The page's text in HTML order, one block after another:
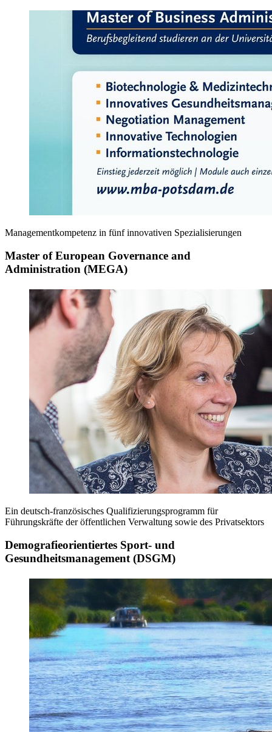
Managementkompetenz in fünf innovativen Spezialisierungen
Master of European Governance and
Administration (MEGA)
Ein deutsch-französisches Qualifizierungsprogramm für
Führungskräfte der öffentlichen Verwaltung sowie des Privatsektors
Demografieorientiertes Sport- und
Gesundheitsmanagement (DSGM)